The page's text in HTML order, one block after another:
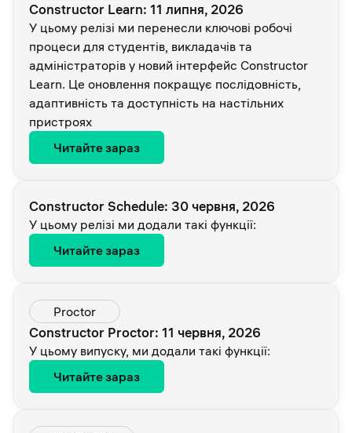
Constructor Learn: 11 липня, 2026
У цьому релізі ми перенесли ключові робочі
процеси для студентів, викладачів та
адміністраторів у новий інтерфейс Constructor
Learn. Це оновлення покращує послідовність,
адаптивність та доступність на настільних
пристроях
Читайте зараз
Constructor Schedule: 30 червня, 2026
У цьому релізі ми додали такі функції:
Читайте зараз
Proctor
Constructor Proctor: 11 червня, 2026
У цьому випуску, ми додали такі функції:
Читайте зараз